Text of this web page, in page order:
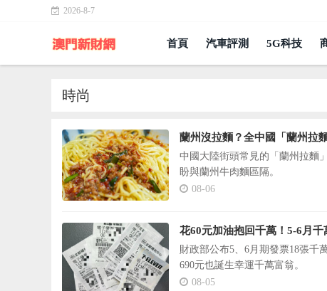
2026-8-7
首頁 汽車評測 5G科技
時尚
蘭州沒拉麵？全中國「蘭州拉
中國大陸街頭常見的「蘭州拉麵
盼與蘭州牛肉麵區隔。
08-06
花60元加油抱回千萬！5-6月
財政部公布5、6月期發票18張千
690元也誕生幸運千萬富翁。
08-05